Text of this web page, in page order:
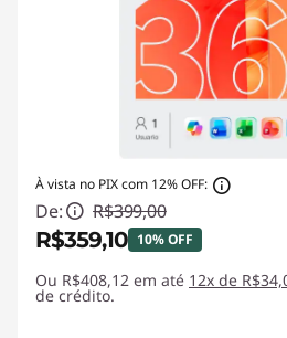
À vista no PIX com 12% OFF:
De: R$399,00
R$359,10 10% OFF
Economias instantâneas :-
Ou R$408,12 em até 12x de
de crédito.